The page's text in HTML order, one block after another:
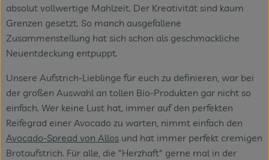
absolut vollwertige Mahlzeit. Der Kreativität sind kaum
Grenzen gesetzt. So manch ausgefallene
Zusammenstellung hat sich schon als geschmackliche
Neuentdeckung entpuppt.
Unsere Aufstrich-Lieblinge für euch zu definieren, war bei
der großen Auswahl an tollen Bio-Produkten gar nicht so
einfach. Wer keine Lust hat, immer auf den perfekten
Reifegrad einer Avocado zu warten, nimmt einfach den
Avocado-Spread von Allos und hat immer perfekt cremigen
Brotaufstrich. Für alle, die "Herzhaft" gerne mal in der